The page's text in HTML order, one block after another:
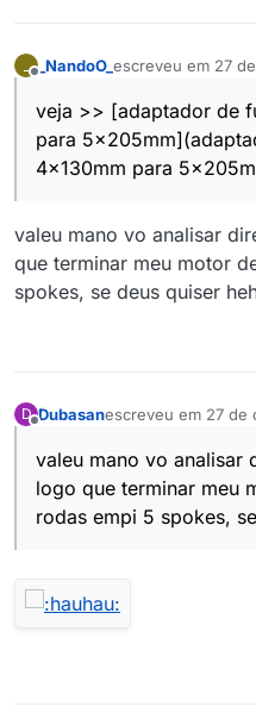
_ _NandoO_ escreveu em 27
última edição por
veja >> [adaptador de
para
4x130mm para
valeu mano vo analisar
que terminar meu motor
spokes, se deus quiser
D Dubasanescreveu em 27 de
última edição por
valeu mano vo analisar
logo que terminar meu
rodas empi 5 spokes,